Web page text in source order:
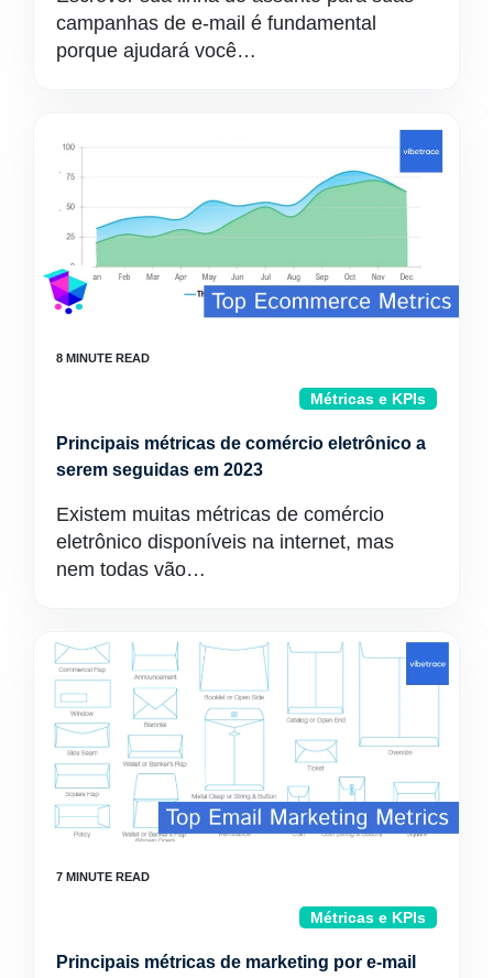
campanhas de e-mail é fundamental
porque ajudará você…
Métricas e KPIs
Principais métricas de comércio eletrônico a
serem seguidas em 2023
Existem muitas métricas de comércio
eletrônico disponíveis na internet, mas
nem todas vão…
Métricas e KPIs
Principais métricas de marketing por e-mail